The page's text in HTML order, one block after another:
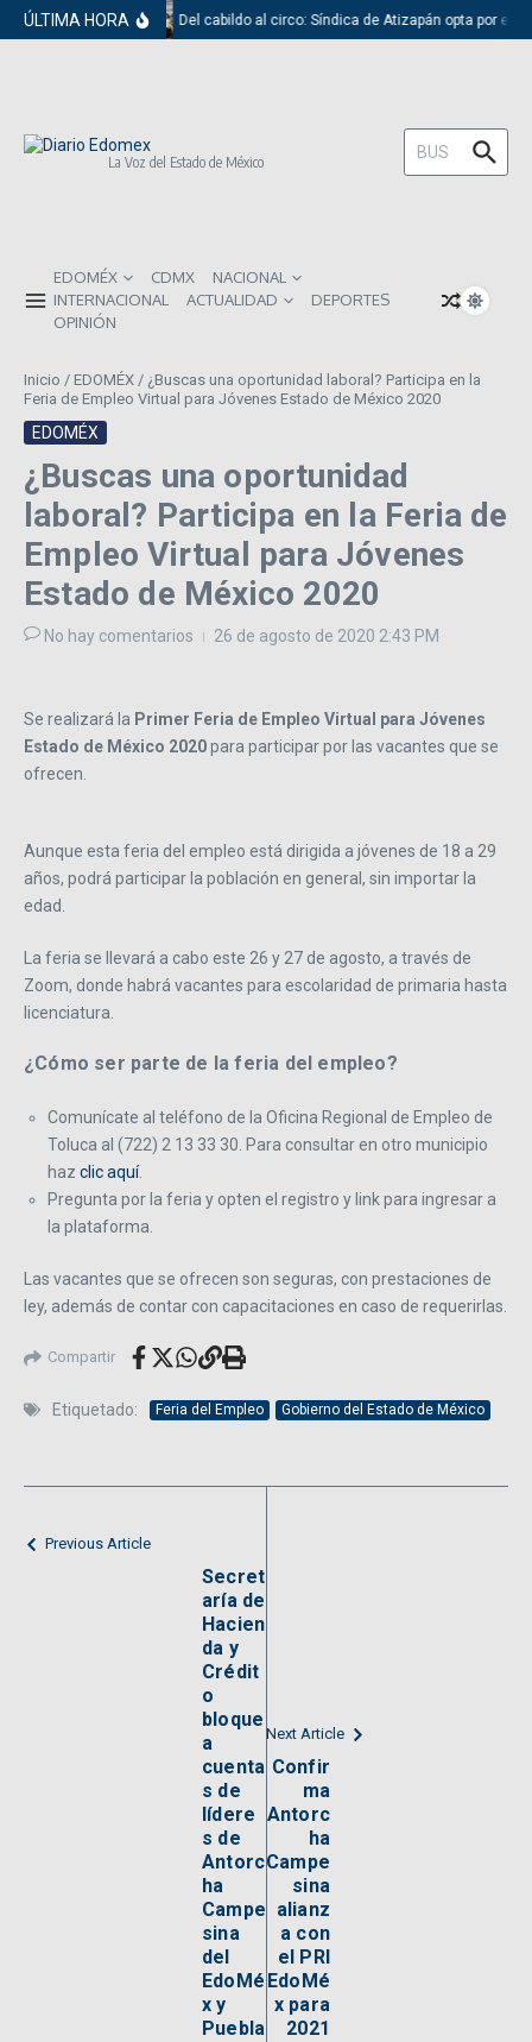
Saltar al contenido
ÚLTIMA HORA Del cabildo al circo: Síndica de Atizapán opta por el
La Voz del Estado de México
Buscar:
EDOMÉX CDMX
NACIONAL
INTERNACIONAL
ACTUALIDAD
DEPORTES
OPINIÓN
Inicio / EDOMÉX / ¿Buscas una oportunidad laboral? Participa en la
Feria de Empleo Virtual para Jóvenes Estado de México 2020
EDOMÉX
¿Buscas una oportunidad
laboral? Participa en la Feria de
Empleo Virtual para Jóvenes
Estado de México 2020
No hay comentarios 26 de agosto de 2020 2:43 PM
Se realizará la Primer Feria de Empleo Virtual para Jóvenes
Estado de México 2020para participar por las vacantes que se
ofrecen.
Aunque esta feria del empleo está dirigida a jóvenes de 18 a 29
años, podrá participar la población en general, sin importar la
edad.
La feria se llevará a cabo este 26 y 27 de agosto, a través de
Zoom, donde habrá vacantes para escolaridad de primaria hasta
licenciatura.
¿Cómo ser parte de la feria del empleo?
Comunícate al teléfono de la Oficina Regional de Empleo de
Toluca al (722) 2 13 33 30. Para consultar en otro municipio
haz clic aquí.
Pregunta por la feria y opten el registro y link para ingresar a
la plataforma.
Las vacantes que se ofrecen son seguras, con prestaciones de
ley, además de contar con capacitaciones en caso de requerirlas.
Compartir
Etiquetado: Feria del Empleo Gobierno del Estado de México
Previous Article
Secret
aría de
Hacien
da y
Crédit
o
bloque
a
cuenta
s de
lídere
s de
Antorc
ha
Campe
sina
del
EdoMé
x y
Puebla
Next Article
Confir
ma
Antorc
ha
Campe
sina
alianz
a con
el PRI
EdoMé
x para
2021